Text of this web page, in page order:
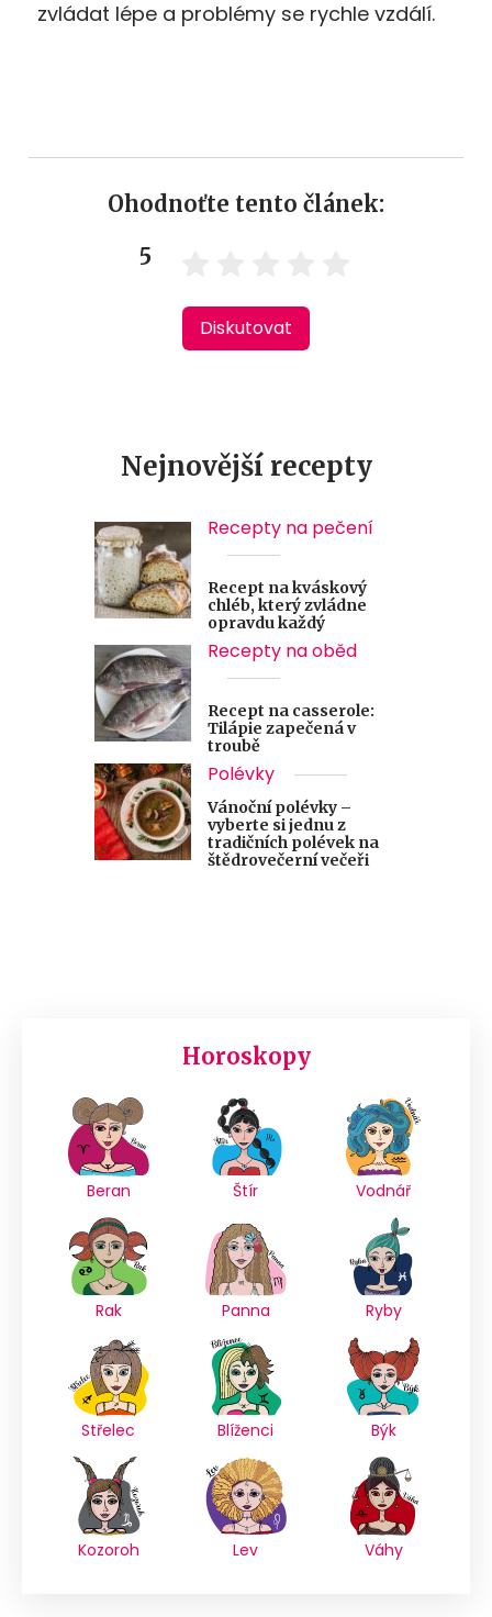
zvládat lépe a problémy se rychle vzdálí.
Ohodnoťte tento článek:
5
Diskutovat
Nejnovější recepty
Recepty na pečení
Recept na kváskový
chléb, který zvládne
opravdu každý
Recepty na oběd
Recept na casserole:
Tilápie zapečená v
troubě
Polévky
Vánoční polévky –
vyberte si jednu z
tradičních polévek na
štědrovečerní večeři
Horoskopy
Beran Štír Vodnář
Rak Panna Ryby
Střelec Blíženci Býk
Kozoroh Lev Váhy